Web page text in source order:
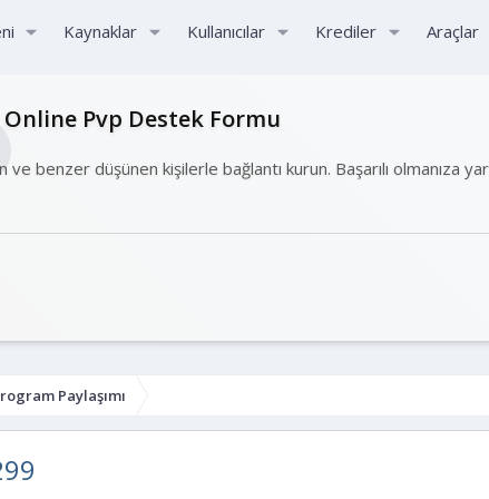
Kaynaklar Kullanıcılar Krediler Araçlar
Pvp Destek Formu
benzer düşünen kişilerle bağlantı kurun. Başarılı olmanıza
Paylaşımı